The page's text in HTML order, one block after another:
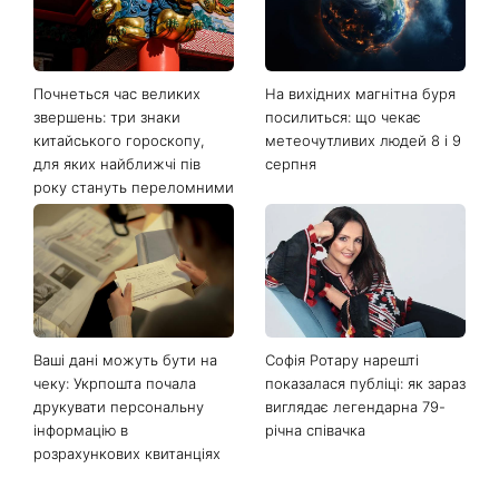
Почнеться час великих
звершень: три знаки
китайського гороскопу,
для яких найближчі пів
року стануть переломними
На вихідних магнітна буря
посилиться: що чекає
метеочутливих людей 8 і 9
серпня
Ваші дані можуть бути на
чеку: Укрпошта почала
друкувати персональну
інформацію в
розрахункових квитанціях
Софія Ротару нарешті
показалася публіці: як зараз
виглядає легендарна 79-
річна співачка